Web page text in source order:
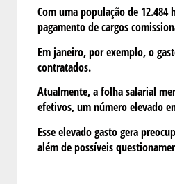
Com uma população de
pagamento de cargos
Em janeiro, por exemplo, o
contratados.
Atualmente, a folha salarial
efetivos, um número elevado
Esse elevado gasto gera
além de possíveis